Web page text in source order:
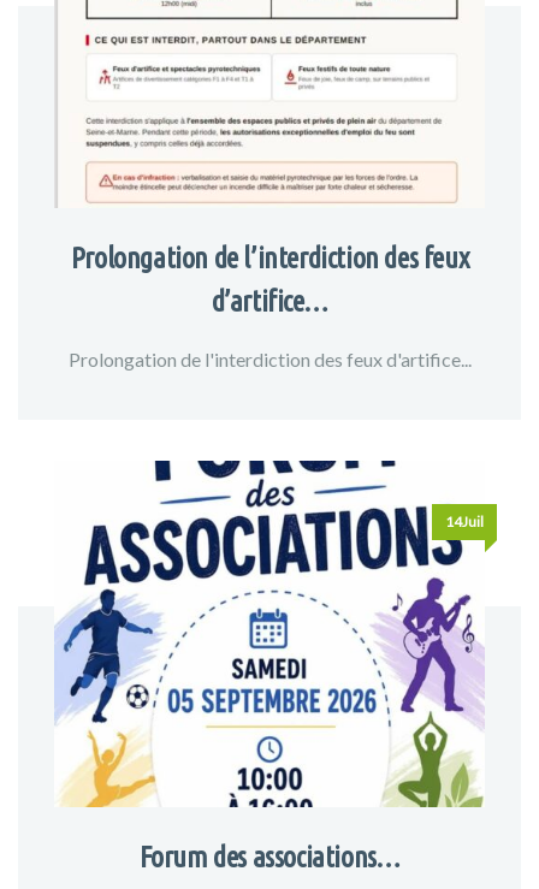
Prolongation de l’interdiction des feux
d’artifice…
Prolongation de l'interdiction des feux d'artifice...
14Juil
Forum des associations…